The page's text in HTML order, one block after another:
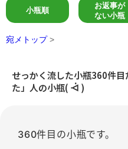
小瓶順
お返事が
ない小瓶
宛メトップ >
せっかく流した小瓶360件
た」人の小瓶( ᐙ )
360件目の小瓶です。